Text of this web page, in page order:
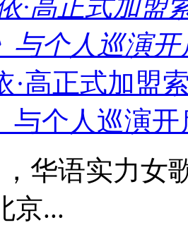
·高正式加盟
与个人巡演
·高正式加盟
与个人巡演
华语实力女
京...